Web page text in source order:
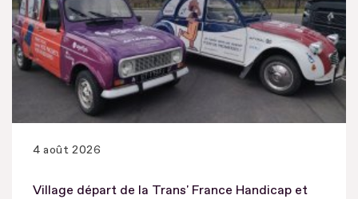
4 août 2026
Village départ de la Trans' France Handicap et